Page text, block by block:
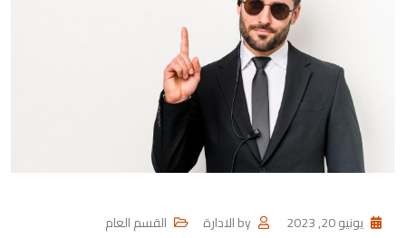
يونيو 20, 2023 byالادارة القسم العام